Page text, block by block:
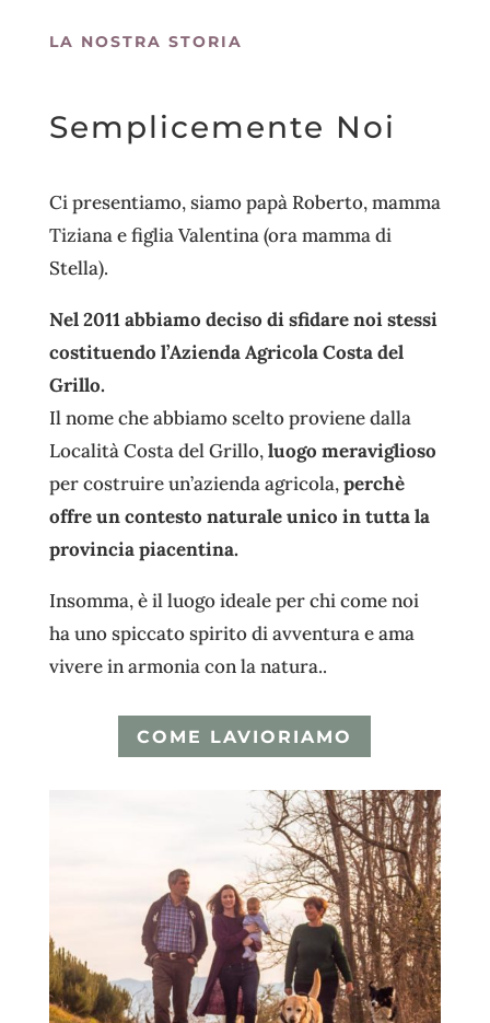
LA NOSTRA STORIA
Semplicemente Noi
Ci presentiamo, siamo papà Roberto, mamma
Tiziana e figlia Valentina (ora mamma di
Stella).
Nel 2011 abbiamo deciso di sfidare noi stessi
costituendo l’Azienda Agricola Costa del
Grillo.
Il nome che abbiamo scelto proviene dalla
Località Costa del Grillo,luogo meraviglioso
per costruire un’azienda agricola,perchè
offre un contesto naturale unico in tutta la
provincia piacentina.
Insomma, è il luogo ideale per chi come noi
ha uno spiccato spirito di avventura e ama
vivere in armonia con la natura..
COME LAVIORIAMO